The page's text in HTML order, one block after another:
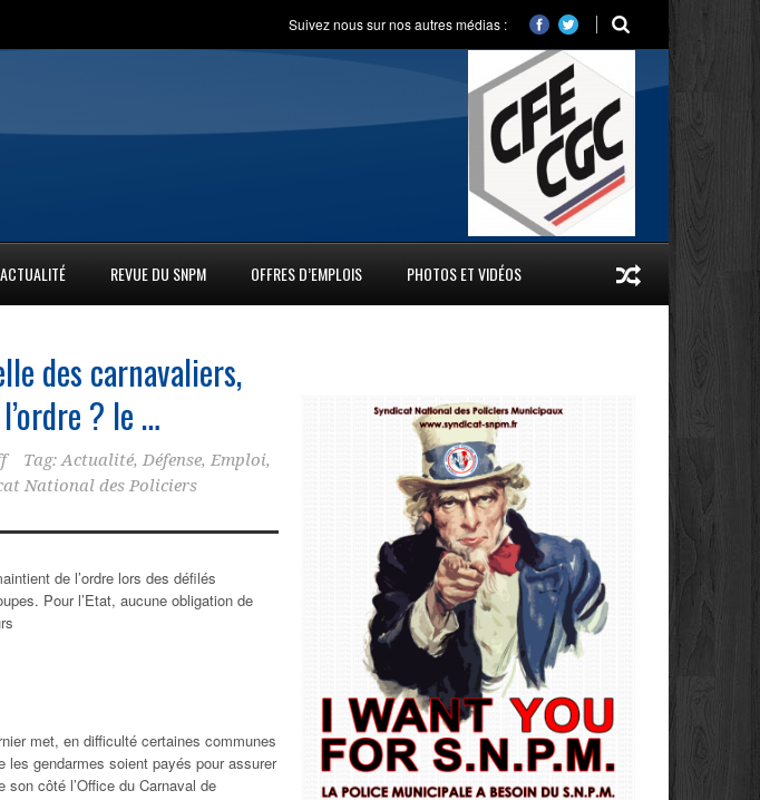
Suivez nous sur nos autres médias :
ACTUALITÉ REVUE DU SNPM OFFRES D’EMPLOIS PHOTOS ET VIDÉOS
des carnavaliers,
? le …
Tag: Actualité, Défense, Emploi,
National des Policiers
de l’ordre lors des défilés
Pour l’Etat, aucune obligation de
met, en difficulté certaines communes
les gendarmes soient payés pour assurer
côté l’Office du Carnaval de